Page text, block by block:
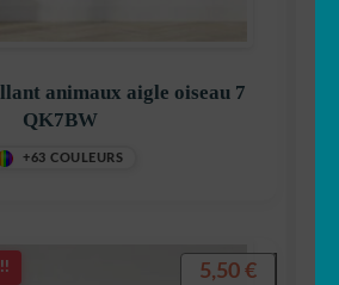
animaux aigle oiseau 7
QK7BW
+63 COULEURS
5,50 €